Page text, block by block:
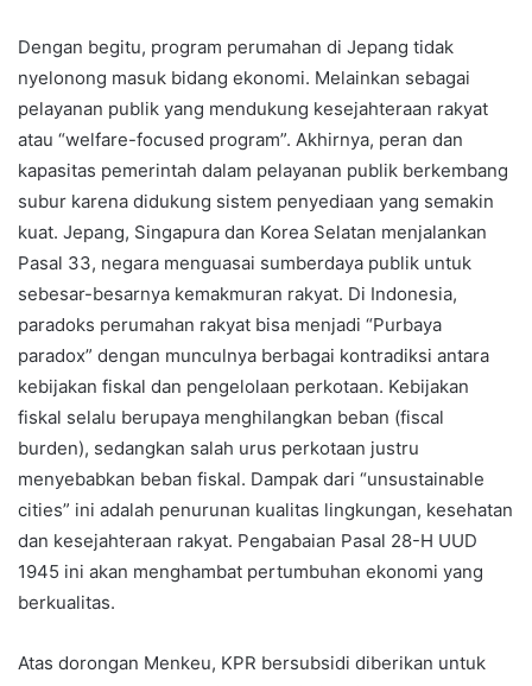
Dengan begitu, program perumahan di Jepang tidak
nyelonong masuk bidang ekonomi. Melainkan sebagai
pelayanan publik yang mendukung kesejahteraan rakyat
atau “welfare-focused program”. Akhirnya, peran dan
kapasitas pemerintah dalam pelayanan publik berkembang
subur karena didukung sistem penyediaan yang semakin
kuat. Jepang, Singapura dan Korea Selatan menjalankan
Pasal 33, negara menguasai sumberdaya publik untuk
sebesar-besarnya kemakmuran rakyat. Di Indonesia,
paradoks perumahan rakyat bisa menjadi “Purbaya
paradox” dengan munculnya berbagai kontradiksi antara
kebijakan fiskal dan pengelolaan perkotaan. Kebijakan
fiskal selalu berupaya menghilangkan beban (fiscal
burden), sedangkan salah urus perkotaan justru
menyebabkan beban fiskal. Dampak dari “unsustainable
cities” ini adalah penurunan kualitas lingkungan, kesehatan
dan kesejahteraan rakyat. Pengabaian Pasal 28-H UUD
1945 ini akan menghambat pertumbuhan ekonomi yang
berkualitas.
Atas dorongan Menkeu, KPR bersubsidi diberikan untuk